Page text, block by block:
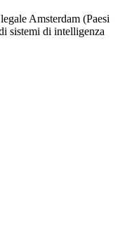
Amsterdam (Paesi
sistemi di intelligenza